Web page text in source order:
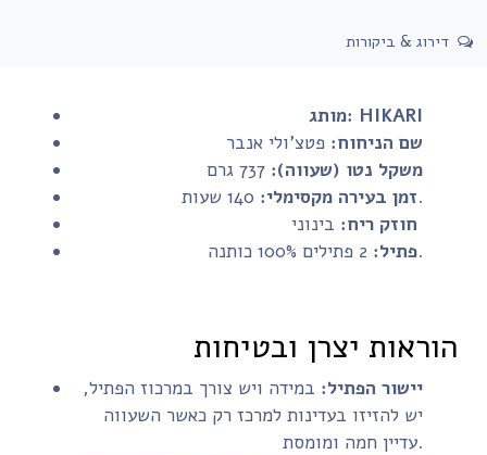
דירוג & ביקורות
מותג: HIKARI
שם הניחוח:פטצ'ולי אנבר
משקל נטו (שעווה):737 גרם
זמן בעירה מקסימלי:
חוזק ריח:
פתיל:
הוראות יצרן ובטיחות
יישור הפתיל:במידה ויש צורך במרכוז הפתיל,
יש להזיזו בעדינות למרכז רק כאשר השעווה